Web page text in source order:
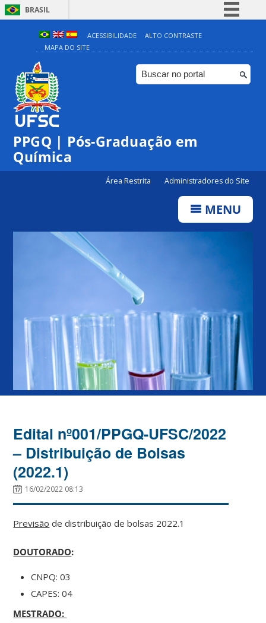
BRASIL
Simplifique!
Comunica BR
Participe
ACESSIBILIDADE
ALTO CONTRASTE
MAPA DO SITE
PPGQ | Pós-Graduação em
Química
Área Restrita Administradores do Site
MENU
Edital nº001/PPGQ-UFSC/2022
– Distribuição de Bolsas
(2022.1)
16/02/2022 08:13
Previsão de distribuição de bolsas 2022.1
DOUTORADO:
CNPQ: 03
CAPES: 04
MESTRADO: